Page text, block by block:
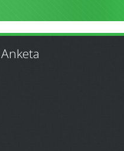
Anketa